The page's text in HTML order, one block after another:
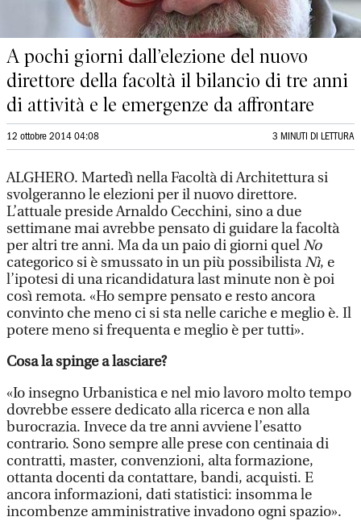
A pochi giorni dall’elezione del nuovo
direttore della facoltà il bilancio di tre anni
di attività e le emergenze da affrontare
12 ottobre 2014 04:08 3 MINUTI DI LETTURA
ALGHERO. Martedì nella Facoltà di Architettura si
svolgeranno le elezioni per il nuovo direttore.
L’attuale preside Arnaldo Cecchini, sino a due
settimane mai avrebbe pensato di guidare la facoltà
per altri tre anni. Ma da un paio di giorni quelNo
categorico si è smussato in un più possibilistaNì, e
l’ipotesi di una ricandidatura last minute non è poi
così remota. «Ho sempre pensato e resto ancora
convinto che meno ci si sta nelle cariche e meglio è. Il
potere meno si frequenta e meglio è per tutti».
Cosa la spinge a lasciare?
«Io insegno Urbanistica e nel mio lavoro molto tempo
dovrebbe essere dedicato alla ricerca e non alla
burocrazia. Invece da tre anni avviene l’esatto
contrario. Sono sempre alle prese con centinaia di
contratti, master, convenzioni, alta formazione,
ottanta docenti da contattare, bandi, acquisti. E
ancora informazioni, dati statistici: insomma le
incombenze amministrative invadono ogni spazio».